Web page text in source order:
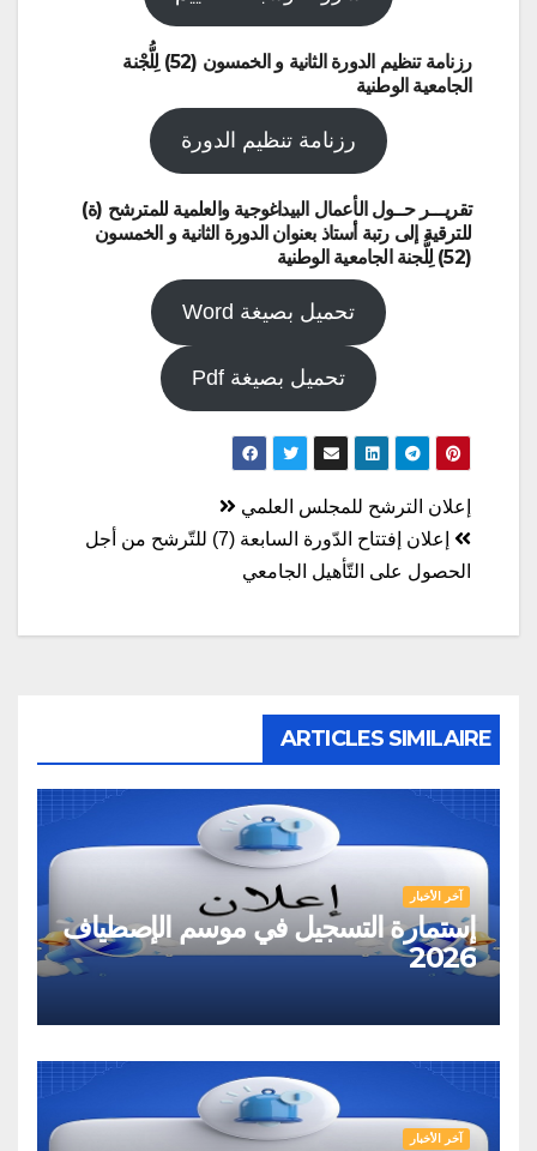
رزنامة تنظيم الدورة الثانية و الخمسون (52) لِلُّجْنة
الجامعية الوطنية
رزنامة تنظيم الدورة
تقريـــر حــول الأعمال البيداغوجية والعلمية للمترشح (ة)
للترقية إلى رتبة أستاذ بعنوان الدورة الثانية و الخمسون
(52) لِلُّجنة الجامعية الوطنية
تحميل بصيغة Word
تحميل بصيغة Pdf
تصفّح
المقالات
إعلان الترشح للمجلس العلمي
إعلان إفتتاح الدّورة السابعة (7) للتّرشح من أجل
الحصول على التّأهيل الجامعي
ARTICLES SIMILAIRE
آخر الأخبار
إستمارة التسجيل في موسم الإصطياف
2026
آخر الأخبار